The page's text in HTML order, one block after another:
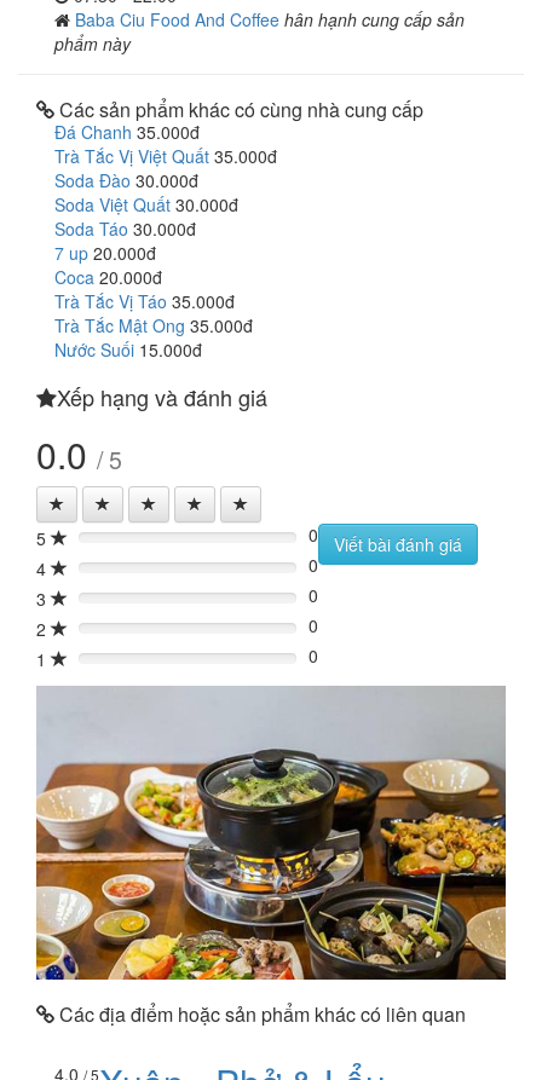
Baba Ciu Food And Coffee hân hạnh cung cấp sản
phẩm này
Các sản phẩm khác có cùng nhà cung cấp
Đá Chanh 35.000đ
Trà Tắc Vị Việt Quất 35.000đ
Soda Đào 30.000đ
Soda Việt Quất 30.000đ
Soda Táo 30.000đ
7 up 20.000đ
Coca 20.000đ
Trà Tắc Vị Táo 35.000đ
Trà Tắc Mật Ong 35.000đ
Nước Suối 15.000đ
Xếp hạng và đánh giá
0.0 / 5
5 0%
0
4
0%
0
3
0%
0
2
0%
0
1
0% 0
Viết bài đánh giá
Các địa điểm hoặc sản phẩm khác có liên quan
4.0 / 5